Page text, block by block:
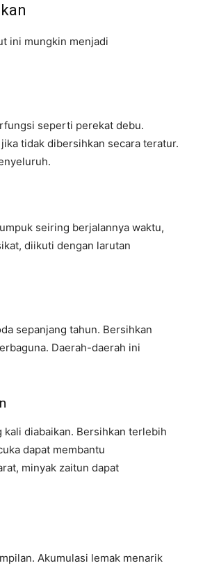
ini mungkin menjadi
seperti perekat debu.
tidak dibersihkan secara teratur.
seiring berjalannya waktu,
diikuti dengan larutan
sepanjang tahun. Bersihkan
Daerah-daerah ini
diabaikan. Bersihkan terlebih
dapat membantu
minyak zaitun dapat
Akumulasi lemak menarik